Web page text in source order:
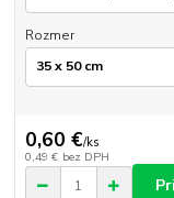
Rozmer
0,60 €/ks
0,49 € bez DPH